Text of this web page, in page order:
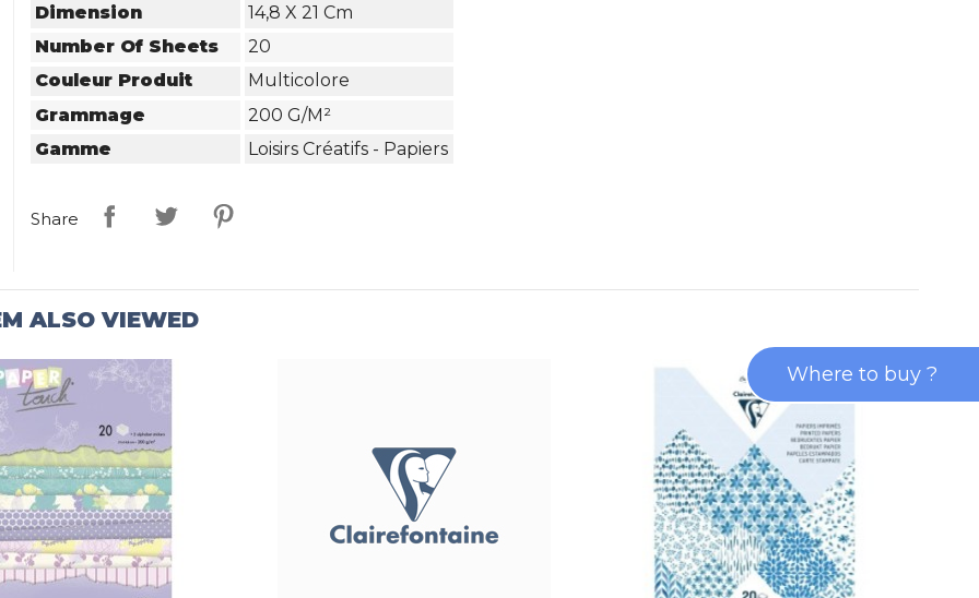
Dimension
14,8 X 21 Cm
Number Of Sheets
20
Couleur Produit
Multicolore
Grammage
200 G/m²
Gamme
Loisirs Créatifs - Papiers
Share
ALSO VIEWED
Where to buy ?